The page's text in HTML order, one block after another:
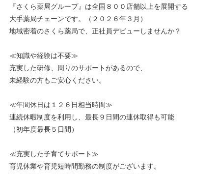
『さくら薬局グループ』は全国８００店舗以上を展開する
大手薬局チェーンです。（２０２６年３月）
地域密着のさくら薬局で、正社員デビューしませんか？
≪知識や経験は不要≫
充実した研修、周りのサポートがあるので、
未経験の方もご安心ください。
≪年間休日は１２６日相当時間≫
連続休暇制度を利用し、最長９日間の連休取得も可能
（初年度最長５日間）
≪充実した子育てサポート≫
育児休業や育児短時間勤務の制度がございます。